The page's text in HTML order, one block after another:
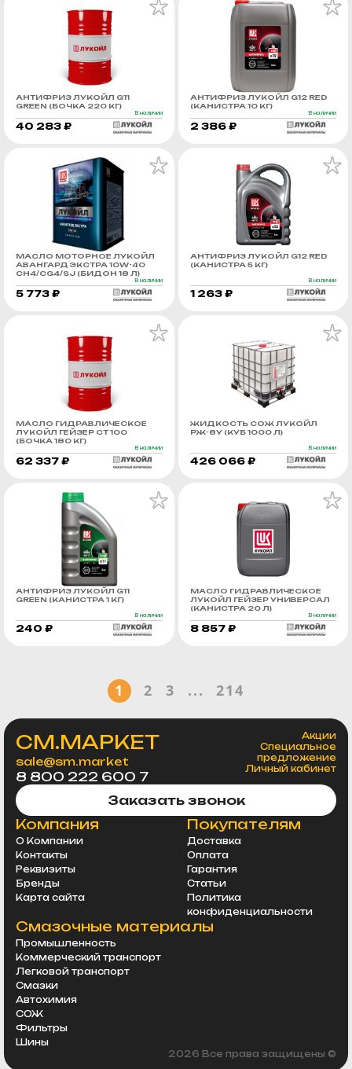
АНТИФРИЗ ЛУКОЙЛ G11
GREEN (БОЧКА 220 КГ)
В наличии
40 283 ₽
АНТИФРИЗ ЛУКОЙЛ G12 RED
(КАНИСТРА 10 КГ)
В наличии
2 386 ₽
МАСЛО МОТОРНОЕ ЛУКОЙЛ
АВАНГАРД ЭКСТРА 10W-40
CH4/CG4/SJ (БИДОН 18 Л)
В наличии
5 773 ₽
АНТИФРИЗ ЛУКОЙЛ G12 RED
(КАНИСТРА 5 КГ)
В наличии
1 263 ₽
МАСЛО ГИДРАВЛИЧЕСКОЕ
ЛУКОЙЛ ГЕЙЗЕР СТ 100
(БОЧКА 180 КГ)
В наличии
62 337 ₽
ЖИДКОСТЬ СОЖ ЛУКОЙЛ
РЖ-8У (КУБ 1000 Л)
В наличии
426 066 ₽
АНТИФРИЗ ЛУКОЙЛ G11
GREEN (КАНИСТРА 1 КГ)
В наличии
240 ₽
МАСЛО ГИДРАВЛИЧЕСКОЕ
ЛУКОЙЛ ГЕЙЗЕР УНИВЕРСАЛ
(КАНИСТРА 20 Л)
В наличии
8 857 ₽
1 2 3 ... 214
СМ.МАРКЕТ
sale@sm.market
8 800 222 600 7
Акции
Специальное
предложение
Личный кабинет
Заказать звонок
Компания
О Компании
Контакты
Реквизиты
Бренды
Карта сайта
Покупателям
Доставка
Оплата
Гарантия
Статьи
Политика
конфиденциальности
Смазочные материалы
Промышленность
Коммерческий транспорт
Легковой транспорт
Смазки
Автохимия
СОЖ
Фильтры
Шины
2026 Все права защищены ©